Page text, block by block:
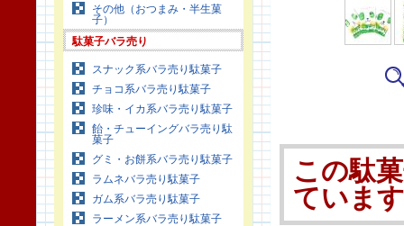
その他（おつまみ・半生菓
子）
駄菓子バラ売り
スナック系バラ売り駄菓子
チョコ系バラ売り駄菓子
珍味・イカ系バラ売り駄菓子
飴・チューイングバラ売り駄
菓子
グミ・お餅系バラ売り駄菓子
ラムネバラ売り駄菓子
ガム系バラ売り駄菓子
ラーメン系バラ売り駄菓子
この駄
ていま